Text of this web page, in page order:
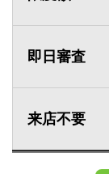
即日審査
来店不要